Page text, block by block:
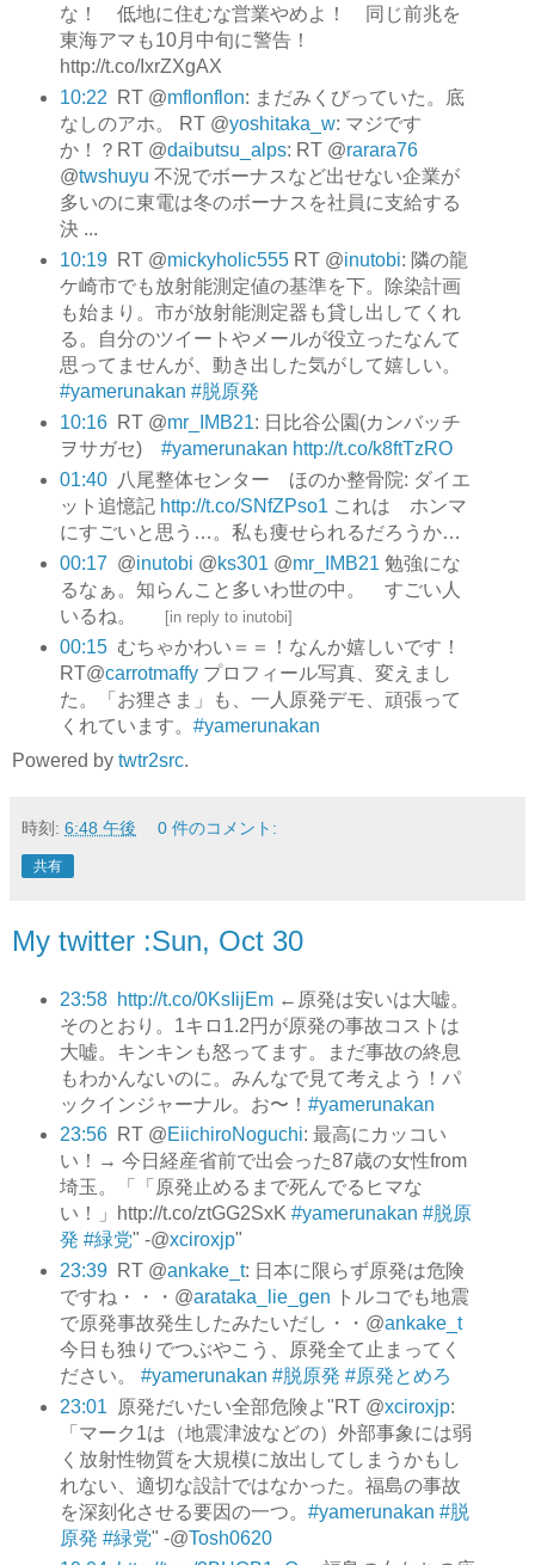
な！ 低地に住むな営業やめよ！ 同じ前兆を
東海アマも10月中旬に警告！
http://t.co/IxrZXgAX
10:22
RT @mflonflon: まだみくびっていた。底
なしのアホ。 RT @yoshitaka_w: マジです
か！？RT @daibutsu_alps: RT @rarara76
@twshuyu 不況でボーナスなど出せない企業が
多いのに東電は冬のボーナスを社員に支給する
決 ...
10:19
RT @mickyholic555RT @inutobi: 隣の龍
ケ崎市でも放射能測定値の基準を下。除染計画
も始まり。市が放射能測定器も貸し出してくれ
る。自分のツイートやメールが役立ったなんて
思ってませんが、動き出した気がして嬉しい。
#yamerunakan #脱原発
10:16
RT @mr_IMB21: 日比谷公園(カンバッチ
ヲサガセ) #yamerunakan http://t.co/k8ftTzRO
01:40
八尾整体センター ほのか整骨院: ダイエ
ット追憶記 http://t.co/SNfZPso1 これは ホンマ
にすごいと思う…。私も痩せられるだろうか…
00:17 @inutobi @ks301 @mr_IMB21 勉強にな
るなぁ。知らんこと多いわ世の中。 すごい人
いるね。
[in reply to inutobi]
00:15 むちゃかわい＝＝！なんか嬉しいです！
RT@carrotmaffyプロフィール写真、変えまし
た。「お狸さま」も、一人原発デモ、頑張って
くれています。 #yamerunakan
Powered by twtr2src.
時刻: 6:48 午後 0 件のコメント:
共有
My twitter :Sun, Oct 30
23:58 http://t.co/0KsIijEm←原発は安いは大嘘。
そのとおり。1キロ1.2円が原発の事故コストは
大嘘。キンキンも怒ってます。まだ事故の終息
もわかんないのに。みんなで見て考えよう！パ
ックインジャーナル。お〜！ #yamerunakan
23:56
RT @EiichiroNoguchi: 最高にカッコい
い！→ 今日経産省前で出会った87歳の女性from
埼玉。「「原発止めるまで死んでるヒマな
い！」http://t.co/ztGG2SxK #yamerunakan #脱原
発 #緑党" -@xciroxjp"
23:39
RT @ankake_t: 日本に限らず原発は危険
ですね・・・@arataka_lie_gen トルコでも地震
で原発事故発生したみたいだし・・@ankake_t
今日も独りでつぶやこう、原発全て止まってく
ださい。 #yamerunakan #脱原発 #原発とめろ
23:01
原発だいたい全部危険よ"RT @xciroxjp:
「マーク1は（地震津波などの）外部事象には弱
く放射性物質を大規模に放出してしまうかもし
れない、適切な設計ではなかった。福島の事故
を深刻化させる要因の一つ。 #yamerunakan #脱
原発 #緑党" -@Tosh0620